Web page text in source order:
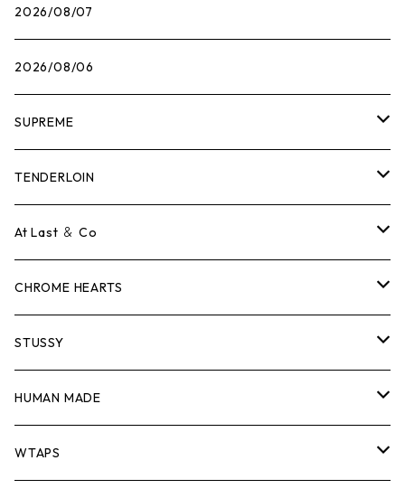
2026/08/07
2026/08/06
SUPREME
Tシャツ
ロンTEE
スウェット/ニット
シャツ
ジャケット
パンツ
TENDERLOIN
Tシャツ
ロンTEE
スウェット/ニット
シャツ
ジャケット
At Last ＆ Co
Tシャツ
ロンTEE
スウェット/ニット
シャツ
CHROME HEARTS
Tシャツ
ロンTEE
スウェット/ニット
STUSSY
Tシャツ
ロンTEE
HUMAN MADE
Tシャツ
WTAPS